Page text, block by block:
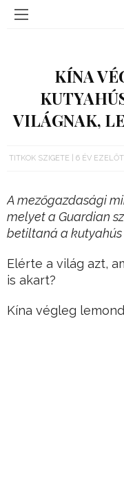
KÍNA
VILÁGNAK,
TITKOK SZIGETE 6 ÉV
A mezőgazdasági
melyet a Guardian
betiltaná a
Elérte a világ azt,
is akart?
Kína végleg